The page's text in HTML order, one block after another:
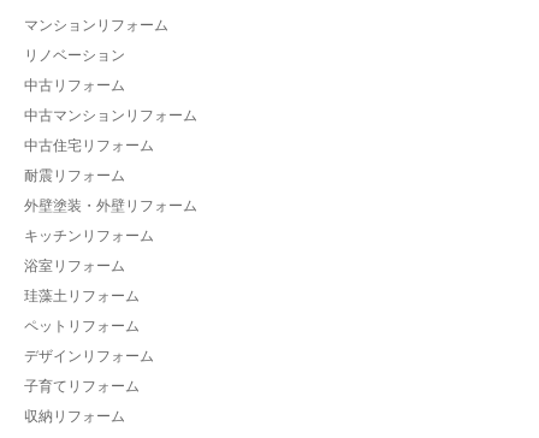
マンションリフォーム
リノベーション
中古リフォーム
中古マンションリフォーム
中古住宅リフォーム
耐震リフォーム
外壁塗装・外壁リフォーム
キッチンリフォーム
浴室リフォーム
珪藻土リフォーム
ペットリフォーム
デザインリフォーム
子育てリフォーム
収納リフォーム